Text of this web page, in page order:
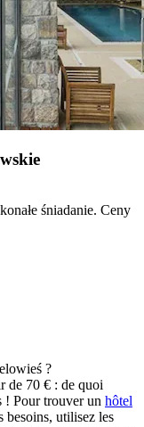
śniadanie. Ceny
?
de 70 € : de quoi
! Pour trouver un hôtel
besoins, utilisez les